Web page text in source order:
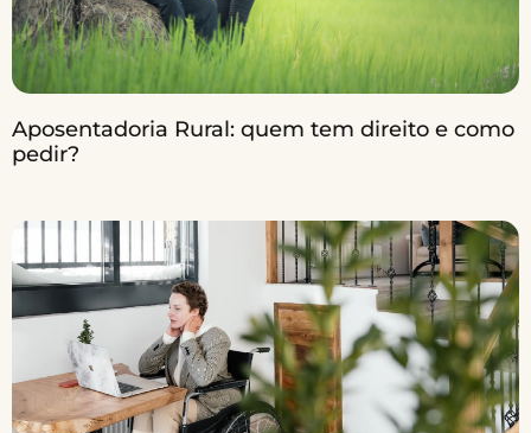
Aposentadoria Rural: quem tem direito e como
pedir?